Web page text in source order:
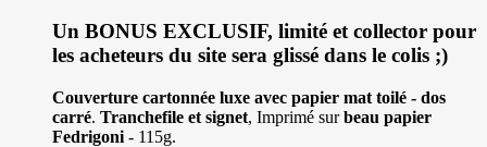
Un BONUS EXCLUSIF, limité et collector pour
les acheteurs du site sera glissé dans le colis ;)
Couverture cartonnée luxe avec papier mat toilé - dos
carré. Tranchefile et signet, Imprimé surbeau papier
Fedrigoni - 115g.